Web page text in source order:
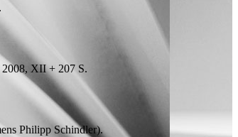
2008, XII + 207 S.
Philipp Schindler).